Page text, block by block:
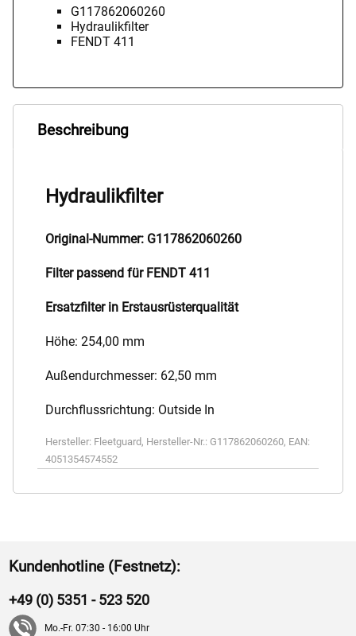
G117862060260
Hydraulikfilter
FENDT 411
Beschreibung
Hydraulikfilter
Original-Nummer: G117862060260
Filter passend für FENDT 411
Ersatzfilter in Erstausrüsterqualität
Höhe: 254,00 mm
Außendurchmesser: 62,50 mm
Durchflussrichtung: Outside In
Hersteller: Fleetguard, Hersteller-Nr.: G117862060260, EAN:
4051354574552
Kundenhotline (Festnetz):
+49 (0) 5351 - 523 520
Mo.-Fr. 07:30 - 16:00 Uhr